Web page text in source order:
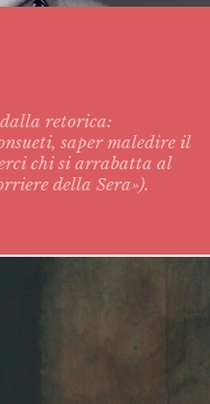
retorica:
saper maledire il
chi si arrabatta al
della Sera»).